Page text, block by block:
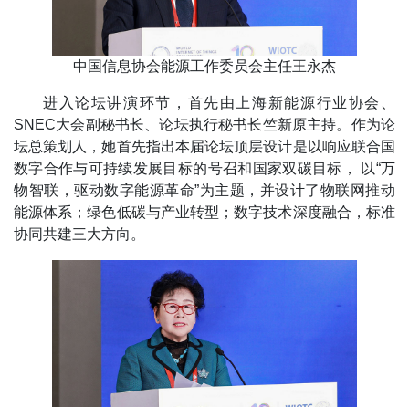
中国信息协会能源工作委员会主任王永杰
进入论坛讲演环节，首先由上海新能源行业协会、
SNEC大会副秘书长、论坛执行秘书长竺新原主持。作为论
坛总策划人，她首先指出本届论坛顶层设计是以响应联合国
数字合作与可持续发展目标的号召和国家双碳目标， 以“万
物智联，驱动数字能源革命”为主题，并设计了物联网推动
能源体系；绿色低碳与产业转型；数字技术深度融合，标准
协同共建三大方向。